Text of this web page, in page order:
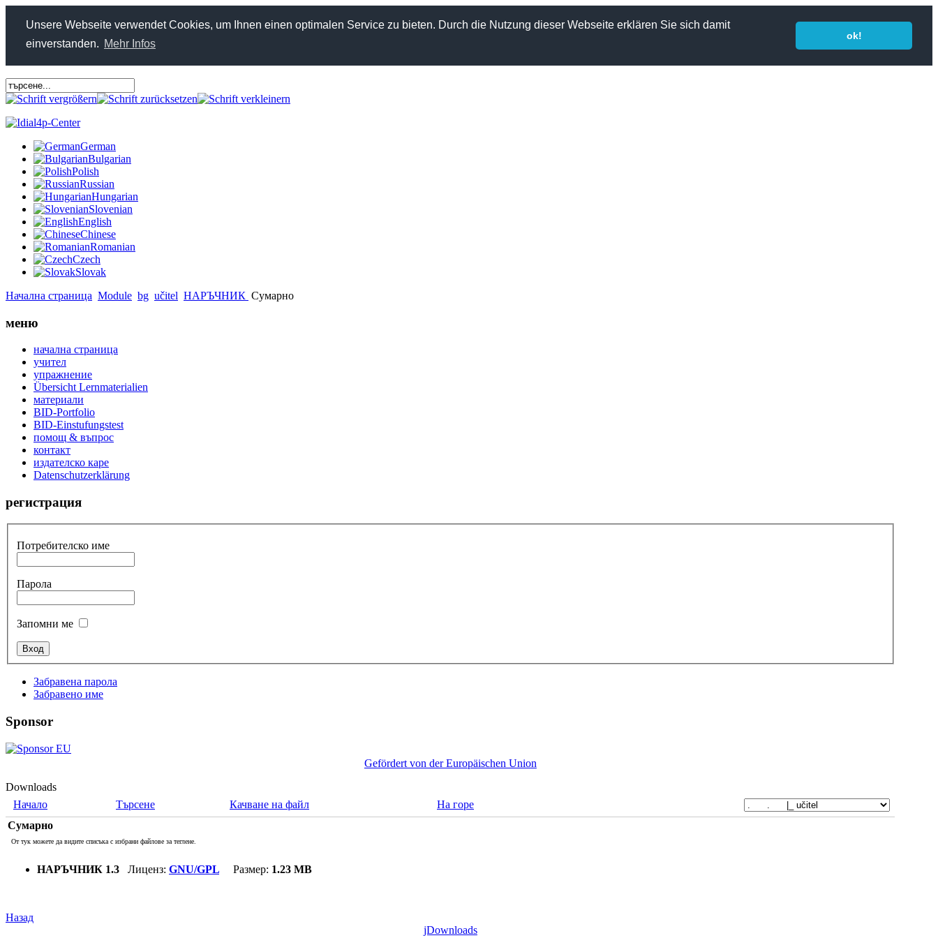
Unsere Webseite verwendet Cookies, um Ihnen einen optimalen Service zu bieten. Durch die Nutzung dieser Webseite erklären Sie sich damit
einverstanden. Mehr Infos
ok!
German
Bulgarian
Polish
Russian
Hungarian
Slovenian
English
Chinese
Romanian
Czech
Slovak
Начална страница Module bg učitel НАРЪЧНИК Сумарно
меню
начална страница
учител
упражнение
Übersicht Lernmaterialien
материали
BID-Portfolio
BID-Einstufungstest
помощ & въпрос
контакт
издателско каре
Datenschutzerklärung
регистрация
Потребителско име
Парола
Запомни ме
Забравена парола
Забравено име
Sponsor
Gefördert von der Europäischen Union
Downloads
Начало
Търсене Качване на файл
На горе
Сумарно
От тук можете да видите списъка с избрани файлове за теглене.
НАРЪЧНИК 1.3 Лиценз: GNU/GPL Размер: 1.23 MB
Назад
jDownloads